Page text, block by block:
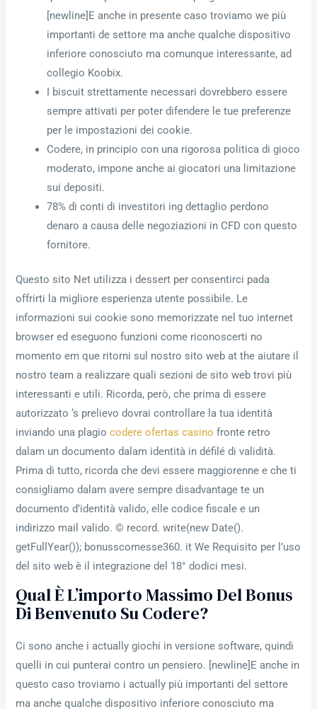
[newline]E anche in presente caso troviamo we più
importanti de settore ma anche qualche dispositivo
inferiore conosciuto ma comunque interessante, ad
collegio Koobix.
I biscuit strettamente necessari dovrebbero essere
sempre attivati per poter difendere le tue preferenze
per le impostazioni dei cookie.
Codere, in principio con una rigorosa politica di gioco
moderato, impone anche ai giocatori una limitazione
sui depositi.
78% di conti di investitori ing dettaglio perdono
denaro a causa delle negoziazioni in CFD con questo
fornitore.
Questo sito Net utilizza i dessert per consentirci pada
offrirti la migliore esperienza utente possibile. Le
informazioni sui cookie sono memorizzate nel tuo internet
browser ed eseguono funzioni come riconoscerti no
momento em que ritorni sul nostro sito web at the aiutare il
nostro team a realizzare quali sezioni de sito web trovi più
interessanti e utili. Ricorda, però, che prima di essere
autorizzato ‘s prelievo dovrai controllare la tua identità
inviando una plagiocodere ofertas casino fronte retro
dalam un documento dalam identità in défilé di validità.
Prima di tutto, ricorda che devi essere maggiorenne e che ti
consigliamo dalam avere sempre disadvantage te un
documento d’identità valido, elle codice fiscale e un
indirizzo mail valido. © record. write(new Date().
getFullYear()); bonusscomesse360. it We Requisito per l’uso
del sito web è il integrazione del 18° dodici mesi.
Qual È L’importo Massimo Del Bonus
Di Benvenuto Su Codere?
Ci sono anche i actually giochi in versione software, quindi
quelli in cui punterai contro un pensiero. [newline]E anche in
questo caso troviamo i actually più importanti del settore
ma anche qualche dispositivo inferiore conosciuto ma